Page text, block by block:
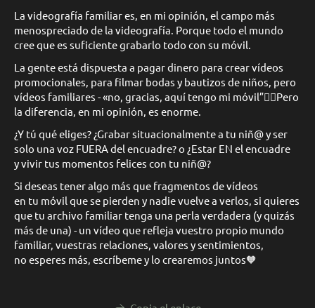
La videografía familiar es, en mi opinión, el campo más
menospreciado de la videografía. Porque todo el mundo
cree que es suficiente grabarlo todo con su móvil.
La gente está dispuesta a pagar dinero para crear vídeos
promocionales, para filmar bodas y bautizos de niños, pero
vídeos familiares - «no, gracias, aquí tengo mi móvil”🤷‍♀️Pero
la diferencia, en mi opinión, es enorme.
¿Y tú qué eliges? ¿Grabar situacionalmente a tu niñ@ y ser
solo una voz FUERA del encuadre? o ¿Estar EN el encuadre
y vivir tus momentos felices con tu niñ@?
Si deseas tener algo más que fragmentos de vídeos
en tu móvil que se pierden y nadie vuelve a verlos, si quieres
que tu archivo familiar tenga una perla verdadera (y quizás
más de una) - un vídeo que refleja vuestro propio mundo
familiar, vuestras relaciones, valores y sentimientos,
no esperes más, escríbeme y lo crearemos juntos🧡